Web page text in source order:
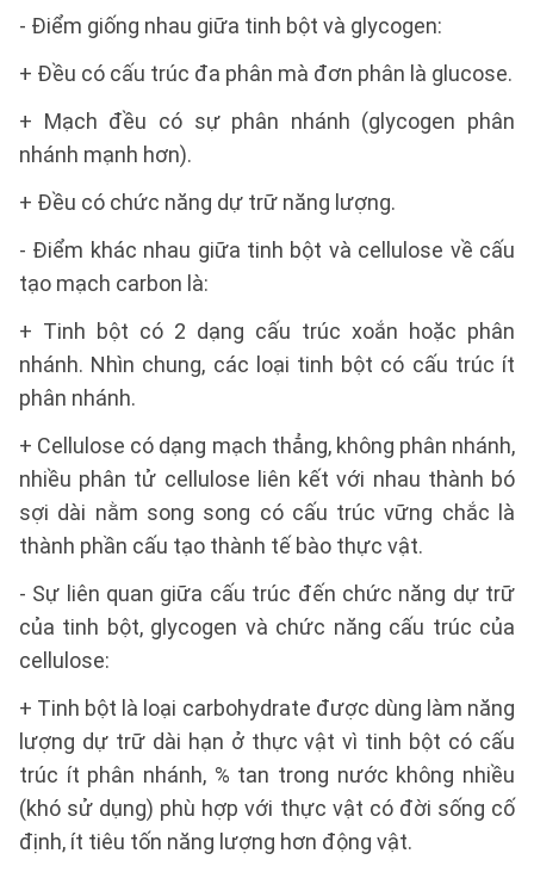
- Điểm giống nhau giữa tinh bột và glycogen:
+ Đều có cấu trúc đa phân mà đơn phân là glucose.
+ Mạch đều có sự phân nhánh (glycogen phân
nhánh mạnh hơn).
+ Đều có chức năng dự trữ năng lượng.
- Điểm khác nhau giữa tinh bột và cellulose về cấu
tạo mạch carbon là:
+ Tinh bột có 2 dạng cấu trúc xoắn hoặc phân
nhánh. Nhìn chung, các loại tinh bột có cấu trúc ít
phân nhánh.
+ Cellulose có dạng mạch thẳng, không phân nhánh,
nhiều phân tử cellulose liên kết với nhau thành bó
sợi dài nằm song song có cấu trúc vững chắc là
thành phần cấu tạo thành tế bào thực vật.
- Sự liên quan giữa cấu trúc đến chức năng dự trữ
của tinh bột, glycogen và chức năng cấu trúc của
cellulose:
+ Tinh bột là loại carbohydrate được dùng làm năng
lượng dự trữ dài hạn ở thực vật vì tinh bột có cấu
trúc ít phân nhánh, % tan trong nước không nhiều
(khó sử dụng) phù hợp với thực vật có đời sống cố
định, ít tiêu tốn năng lượng hơn động vật.